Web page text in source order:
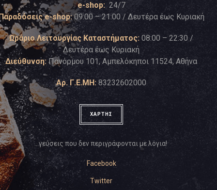
e-shop: 24/7
e-shop:09:00 – 21:00 / Δευτέρα έως Κυριακή
Ωράριο Λειτουργίας Καταστήματος: 08:00 – 22:30 /
Δευτέρα έως Κυριακή
Διεύθυνση: Πανόρμου 101, Αμπελόκηποι 11524, Αθήνα
Αρ. Γ.Ε.ΜΗ: 83232602000
ΧΑΡΤΗΣ
…γεύσεις που δεν περιγράφονται με λόγια!
Facebook
Twitter